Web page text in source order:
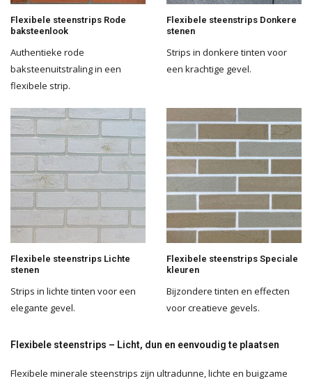
Flexibele steenstrips Rode
baksteenlook
Authentieke rode
baksteenuitstraling in een
flexibele strip.
Flexibele steenstrips Donkere
stenen
Strips in donkere tinten voor
een krachtige gevel.
Flexibele steenstrips Lichte
stenen
Strips in lichte tinten voor een
elegante gevel.
Flexibele steenstrips Speciale
kleuren
Bijzondere tinten en effecten
voor creatieve gevels.
Flexibele steenstrips – Licht, dun en eenvoudig te plaatsen
Flexibele minerale steenstrips zijn ultradunne, lichte en buigzame